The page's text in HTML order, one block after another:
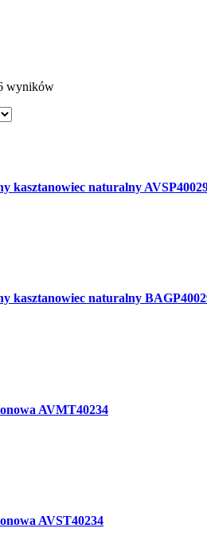
wyników
kasztanowiec naturalny
kasztanowiec naturalny
AVMT40234
AVST40234